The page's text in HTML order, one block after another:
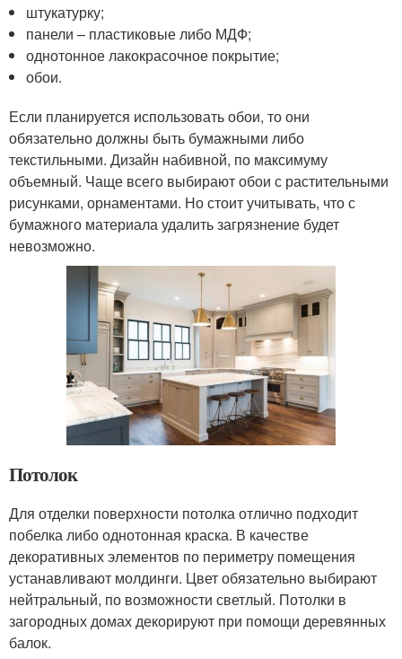
штукатурку;
панели – пластиковые либо МДФ;
однотонное лакокрасочное покрытие;
обои.
Если планируется использовать обои, то они
обязательно должны быть бумажными либо
текстильными. Дизайн набивной, по максимуму
объемный. Чаще всего выбирают обои с растительными
рисунками, орнаментами. Но стоит учитывать, что с
бумажного материала удалить загрязнение будет
невозможно.
Потолок
Для отделки поверхности потолка отлично подходит
побелка либо однотонная краска. В качестве
декоративных элементов по периметру помещения
устанавливают молдинги. Цвет обязательно выбирают
нейтральный, по возможности светлый. Потолки в
загородных домах декорируют при помощи деревянных
балок.